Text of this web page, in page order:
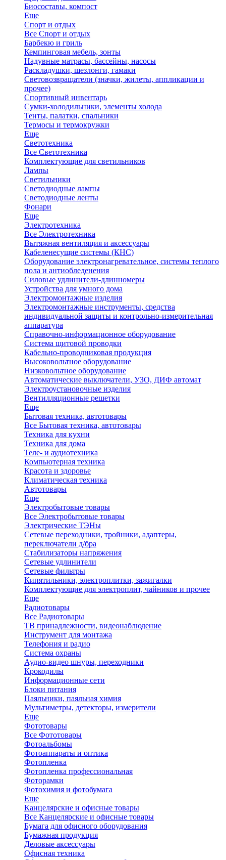
Биосоставы, компост
Еще
Спорт и отдых
Все Спорт и отдых
Барбекю и гриль
Кемпинговая мебель, зонты
Надувные матрасы, бассейны, насосы
Раскладушки, шезлонги, гамаки
Световозвращатели (значки, жилеты, аппликации и
прочее)
Спортивный инвентарь
Сумки-холодильники, элементы холода
Тенты, палатки, спальники
Термосы и термокружки
Еще
Светотехника
Все Светотехника
Комплектующие для светильников
Лампы
Светильники
Светодиодные лампы
Светодиодные ленты
Фонари
Еще
Электротехника
Все Электротехника
Вытяжная вентиляция и аксессуары
Кабеленесущие системы (КНС)
Оборудование электронагревательное, системы теплого
пола и антиобледенения
Силовые удлинители-длинномеры
Устройства для умного дома
Электромонтажные изделия
Электромонтажные инструменты, средства
индивидуальной защиты и контрольно-измерительная
аппаратура
Справочно-информационное оборудование
Система щитовой проводки
Кабельно-проводниковая продукция
Высоковольтное оборудование
Низковольтное оборудование
Автоматические выключатели, УЗО, ДИФ автомат
Электроустановочные изделия
Вентилляционные решетки
Еще
Бытовая техника, автотовары
Все Бытовая техника, автотовары
Техника для кухни
Техника для дома
Теле- и аудиотехника
Компьютерная техника
Красота и здоровье
Климатическая техника
Автотовары
Еще
Электробытовые товары
Все Электробытовые товары
Электрические ТЭНы
Сетевые переходники, тройники, адаптеры,
переключатели д/бра
Стабилизаторы напряжения
Сетевые удлинители
Сетевые фильтры
Кипятильники, электроплитки, зажигалки
Комплектующие для электроплит, чайников и прочее
Еще
Радиотовары
Все Радиотовары
ТВ принадлежности, видеонаблюдение
Инструмент для монтажа
Телефония и радио
Система охраны
Аудио-видео шнуры, переходники
Крокодилы
Информационные сети
Блоки питания
Паяльники, паяльная химия
Мультиметры, детекторы, измерители
Еще
Фототовары
Все Фототовары
Фотоальбомы
Фотоаппараты и оптика
Фотопленка
Фотопленка профессиональная
Фоторамки
Фотохимия и фотобумага
Еще
Канцелярские и офисные товары
Все Канцелярские и офисные товары
Бумага для офисного оборудования
Бумажная продукция
Деловые аксессуары
Офисная техника